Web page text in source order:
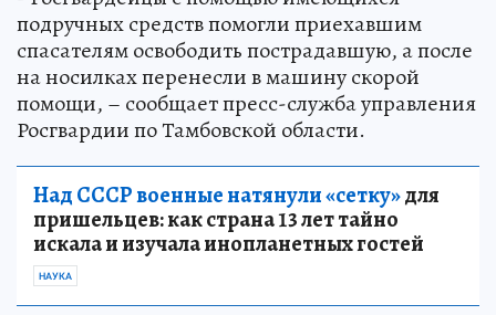
подручных средств помогли приехавшим
спасателям освободить пострадавшую, а после
на носилках перенесли в машину скорой
помощи, – сообщает пресс-служба управления
Росгвардии по Тамбовской области.
Над СССР военные натянули «сетку»для
пришельцев: как страна 13 лет тайно
искала и изучала инопланетных гостей
НАУКА